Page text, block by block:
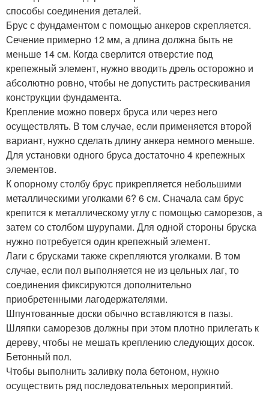
способы соединения деталей.
Брус с фундаментом с помощью анкеров скрепляется.
Сечение примерно 12 мм, а длина должна быть не
меньше 14 см. Когда сверлится отверстие под
крепежный элемент, нужно вводить дрель осторожно и
абсолютно ровно, чтобы не допустить растрескивания
конструкции фундамента.
Крепление можно поверх бруса или через него
осуществлять. В том случае, если применяется второй
вариант, нужно сделать длину анкера немного меньше.
Для установки одного бруса достаточно 4 крепежных
элементов.
К опорному столбу брус прикрепляется небольшими
металлическими уголками 6? 6 см. Сначала сам брус
крепится к металлическому углу с помощью саморезов, а
затем со столбом шурупами. Для одной стороны бруска
нужно потребуется один крепежный элемент.
Лаги с брусками также скрепляются уголками. В том
случае, если пол выполняется не из цельных лаг, то
соединения фиксируются дополнительно
приобретенными лагодержателями.
Шпунтованные доски обычно вставляются в пазы.
Шляпки саморезов должны при этом плотно прилегать к
дереву, чтобы не мешать креплению следующих досок.
Бетонный пол.
Чтобы выполнить заливку пола бетоном, нужно
осуществить ряд последовательных мероприятий.